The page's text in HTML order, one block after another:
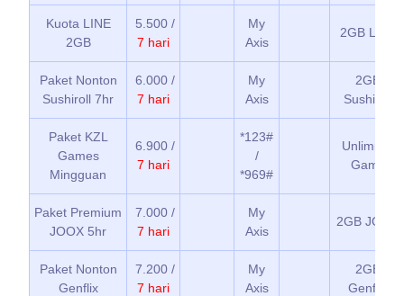
Kuota LINE
2GB
5.500 /
7 hari
My
Axis
2GB LINE
Paket Nonton
Sushiroll 7hr
6.000 /
7 hari
My
Axis
2GB
Sushiroll
Paket KZL
Games
Mingguan
6.900 /
7 hari
*123#
/
*969#
Unlimited
Game
Paket Premium
JOOX 5hr
7.000 /
7 hari
My
Axis
2GB JOOX
Paket Nonton
Genflix
7.200 /
7 hari
My
Axis
2GB
Genflix